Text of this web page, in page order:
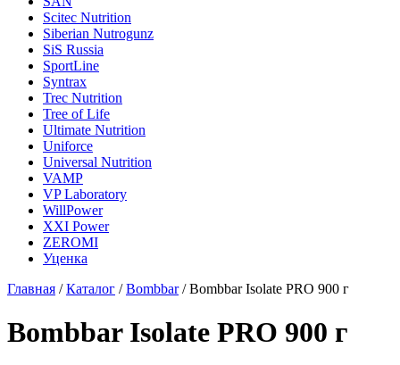
Scitec Nutrition
Siberian Nutrogunz
SiS Russia
SportLine
Syntrax
Trec Nutrition
Tree of Life
Ultimate Nutrition
Uniforce
Universal Nutrition
VAMP
VP Laboratory
WillPower
XXI Power
ZEROMI
Уценка
Главная /Каталог /Bombbar/Bombbar Isolate PRO 900 г
Bombbar Isolate PRO 900 г